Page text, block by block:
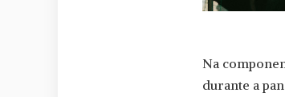
Na
durante a